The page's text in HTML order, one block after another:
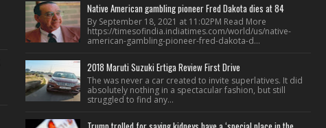
Native American gambling pioneer Fred Dakota dies at 84
By September 18, 2021 at 11:02PM Read More
https://timesofindia.indiatimes.com/world/us/native-
american-gambling-pioneer-fred-dakota-d...
2018 Maruti Suzuki Ertiga Review First Drive
The was never a car created to invite superlatives. It did
absolutely nothing in a spectacular fashion, but still
struggled to find any...